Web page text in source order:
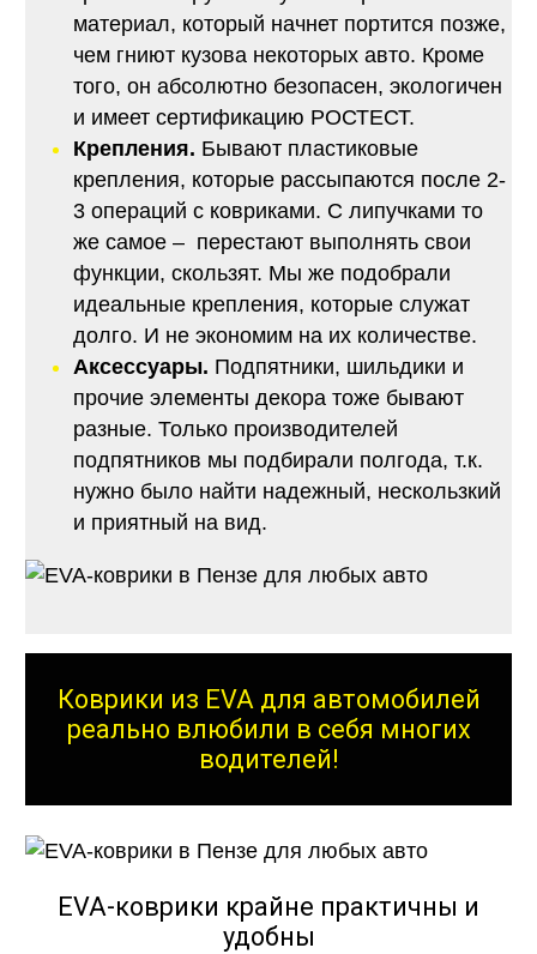
материал, который начнет портится позже,
чем гниют кузова некоторых авто. Кроме
того, он абсолютно безопасен, экологичен
и имеет сертификацию РОСТЕСТ.
Крепления. Бывают пластиковые
крепления, которые рассыпаются после 2-
3 операций с ковриками. С липучками то
же самое – перестают выполнять свои
функции, скользят. Мы же подобрали
идеальные крепления, которые служат
долго. И не экономим на их количестве.
Аксессуары. Подпятники, шильдики и
прочие элементы декора тоже бывают
разные. Только производителей
подпятников мы подбирали полгода, т.к.
нужно было найти надежный, нескользкий
и приятный на вид.
Коврики из EVA для автомобилей
реально влюбили в себя многих
водителей!
EVA-коврики крайне практичны и
удобны